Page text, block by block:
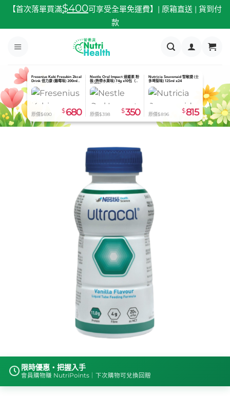
內
【首次落單買滿$400可享受全單免運費】| 原箱直送 | 貨到付
款
Fresenius Kabi Fresubin 2kcal
Drink 倍力康 (雜莓味) 200ml
x24
原價$690 $ 680
Nestle Oral Impact 速癒素 粉
裝 (熱帶水果味) 74g x10包（有
效期到2026.08.31）
原價$398 $350
Nutricia Souvenaid 智敏捷 (士
多啤梨味) 125ml x24
原價$896 $815
限時優惠・把握入手
會員購物賺 NutriPoints｜下次購物可兌換回贈